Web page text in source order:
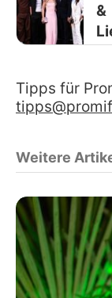
&
Tipps für
Weitere